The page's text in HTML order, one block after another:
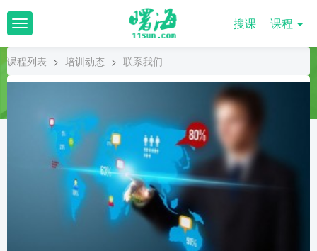
T
o
g
l
搜课 课程
课程列表 > 培训动态 > 联系我们